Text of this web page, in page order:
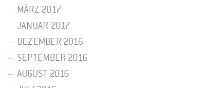
MÄRZ 2017
JANUAR 2017
DEZEMBER 2016
SEPTEMBER 2016
AUGUST 2016